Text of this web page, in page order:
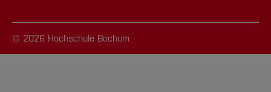
© 2026 Hochschule Bochum